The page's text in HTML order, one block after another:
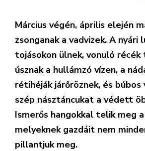
Március végén, április elején
zsonganak a vadvizek. A nyári
tojásokon ülnek, vonuló récék
úsznak a hullámzó vízen, a
rétihéják járőröznek, és búbos
szép násztáncukat a védett
Ismerős hangokkal telik meg
melyeknek gazdáit nem
pillantjuk meg.